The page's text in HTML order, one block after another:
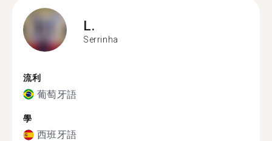
L.
Serrinha
流利
葡萄牙語
學
西班牙語